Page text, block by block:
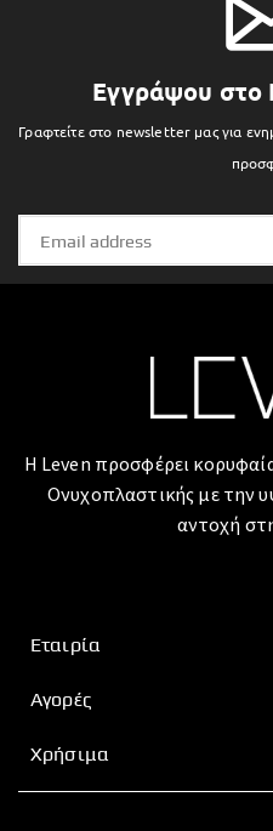
Εγγράψου
Γραφτείτε στο newsletter μας για
Η Leven προσφέρει
Ονυχοπλαστικής με την
αντοχή
Εταιρία
Αγορές
Χρήσιμα